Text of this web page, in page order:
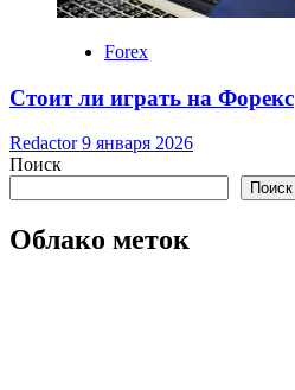
Forex
Стоит ли играть на Форекс
Redactor9 января 2026
Поиск
Поиск
Облако меток